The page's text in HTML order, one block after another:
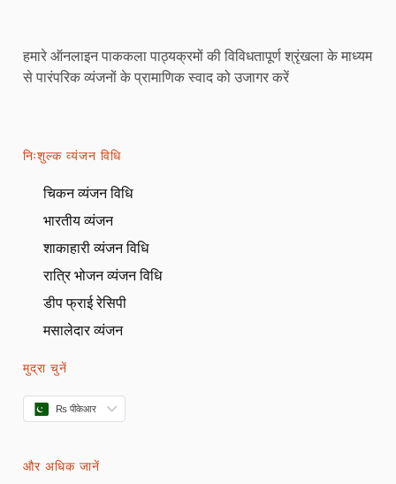
हमारे ऑनलाइन पाककला पाठ्यक्रमों की विविधतापूर्ण श्रृंखला के माध्यम
से पारंपरिक व्यंजनों के प्रामाणिक स्वाद को उजागर करें
निःशुल्क व्यंजन विधि
चिकन व्यंजन विधि
भारतीय व्यंजन
शाकाहारी व्यंजन विधि
रात्रि भोजन व्यंजन विधि
डीप फ्राई रेसिपी
मसालेदार व्यंजन
मुद्रा चुनें
₨ पीकेआर
और अधिक जानें